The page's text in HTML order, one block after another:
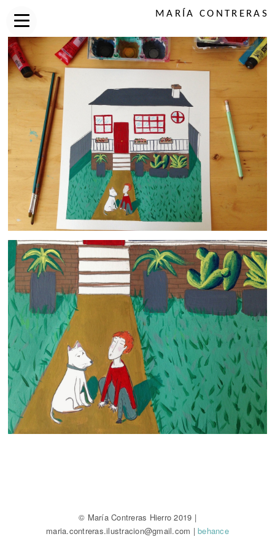
MARÍA CONTRERAS
© María Contreras Hierro 2019 |
maria.contreras.ilustracion@gmail.com |behance